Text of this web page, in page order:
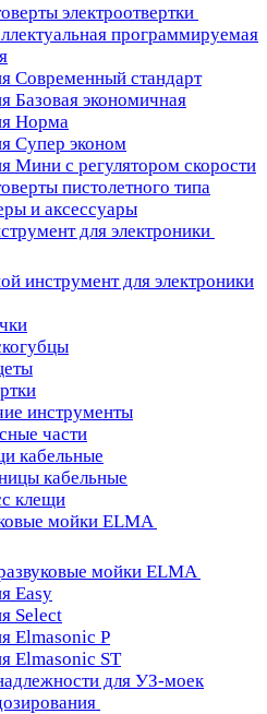
электроотвертки
программируемая
Современный стандарт
Базовая экономичная
Норма
Cупер эконом
Мини с регулятором скорости
пистолетного типа
и аксессуары
для электроники
инструмент для электроники
инструменты
части
кабельные
кабельные
клещи
мойки ELMA
мойки ELMA
Easy
Select
Elmasonic P
Elmasonic ST
для УЗ-моек